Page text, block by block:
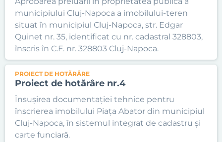
municipiului Cluj-Napoca a imobilului-teren
situat în municipiul Cluj-Napoca, str. Edgar
Quinet nr. 35, identificat cu nr. cadastral 328803,
înscris în C.F. nr. 328803 Cluj-Napoca.
PROIECT DE HOTĂRÂRE
Proiect de hotărâre nr.4
Însușirea documentației tehnice pentru
înscrierea imobilului Piața Abator din municipiul
Cluj-Napoca, în sistemul integrat de cadastru și
carte funciară.